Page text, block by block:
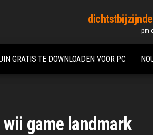
dichtstbijzijnde
pm-
GRATIS TE DOWNLOADEN VOOR PC
game landmark